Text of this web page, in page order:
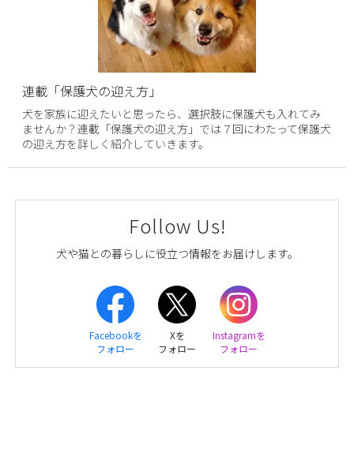
連載「保護犬の迎え方」
犬を家族に迎えたいと思ったら、選択肢に保護犬も入れてみ
ませんか？連載「保護犬の迎え方」では７回にわたって保護犬
の迎え方を詳しく紹介していきます。
Follow Us!
犬や猫との暮らしに役立つ情報をお届けします。
Facebookを
フォロー
Xを
フォロー
Instagramを
フォロー